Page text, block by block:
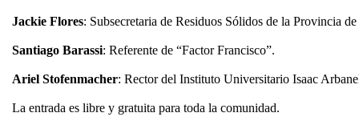
Jackie Flores: Subsecretaria de Residuos Sólidos de la Provincia
Santiago Barassi: Referente de “Factor Francisco”.
Ariel Stofenmacher: Rector del Instituto Universitario Isaac
La entrada es libre y gratuita para toda la comunidad.